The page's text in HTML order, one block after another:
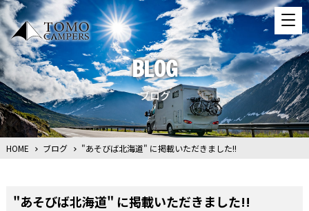
BLOG
ブログ
HOME ブログ "あそびば北海道" に掲載いただきました!!
"あそびば北海道" に掲載いただきました!!